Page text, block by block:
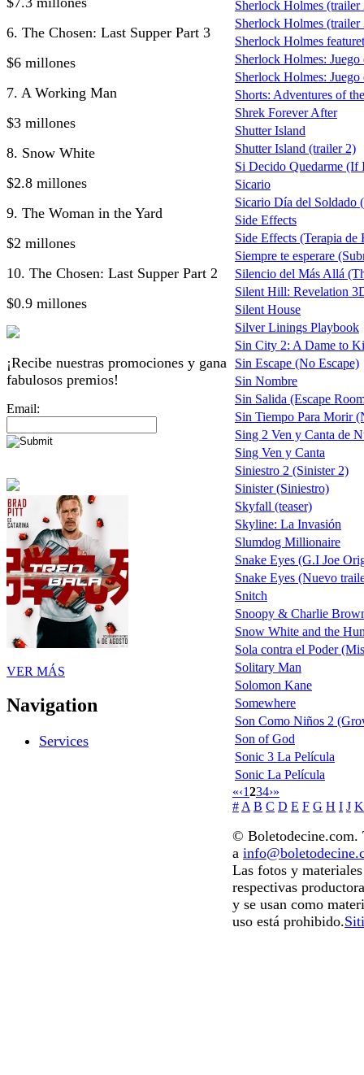
6. The Chosen: Last Supper Part 3
$6 millones
7. A Working Man
$3 millones
8. Snow White
$2.8 millones
9. The Woman in the Yard
$2 millones
10. The Chosen: Last Supper Part 2
$0.9 millones
¡Recibe nuestras promociones y gana
fabulosos premios!
Email:
VER MÁS
Navigation
Services
Sherlock Holmes (trailer
Sherlock Holmes (trailer
Sherlock Holmes
Sherlock Holmes: Juego
Sherlock Holmes:
Shorts: Adventures of
Shrek Forever After
Shutter Island
Shutter Island (trailer 2)
Si Decido Quedarme (If
Sicario
Sicario Día del Soldado
Side Effects
Side Effects (Terapia de
Siempre te esperare
Silencio del Más Allá
Silent Hill: Revelation
Silent House
Silver Linings Playbook
Sin City 2: A Dame to
Sin Escape (No Escape)
Sin Nombre
Sin Salida (Escape
Sin Tiempo Para Morir
Sing 2 Ven y Canta de
Sing Ven y Canta
Siniestro 2 (Sinister 2)
Sinister (Siniestro)
Skyfall (teaser)
Skyline: La Invasión
Slumdog Millionaire
Snake Eyes (G.I Joe
Snake Eyes (Nuevo
Snitch
Snoopy & Charlie
Snow White and the
Sola contra el Poder
Solitary Man
Solomon Kane
Somewhere
Son Como Niños 2
Son of God
Sonic 3 La Película
Sonic La Película
«‹1234›»
# A B C D E F G H I J K
© Boletodecine.com.
a
Las fotos y
respectivas
y se usan como
uso está prohibido.